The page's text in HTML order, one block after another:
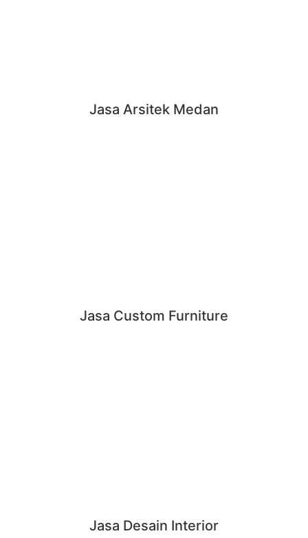
Jasa Arsitek Medan
Jasa Custom Furniture
Jasa Desain Interior